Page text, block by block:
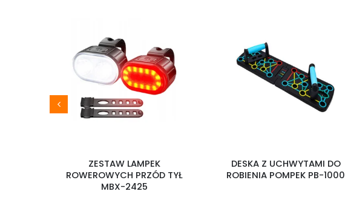
ZESTAW LAMPEK
ROWEROWYCH PRZÓD TYŁ
MBX-2425
DESKA Z UCHWYTAMI DO
ROBIENIA POMPEK PB-1000